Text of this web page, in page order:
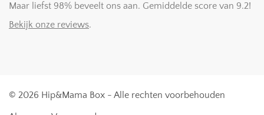
Maar liefst 98% beveelt ons aan. Gemiddelde score van 9.2!
Bekijk onze reviews.
© 2026 Hip&Mama Box - Alle rechten voorbehouden